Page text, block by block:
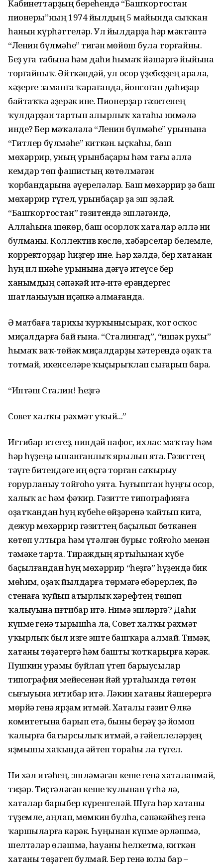
Кабинеттарҙың береһендә “Башҡортостан
пионеры”ның 1974 йылдың 5 майында сыҡҡан
һанын күрһәттеләр. Ул йылдарҙа һәр мәктәптә
“Ленин бүлмәһе” тигән мөйөш була торғайны.
Беҙ уға табына һәм даһи һымаҡ йәшәргә йыйына
торғайныҡ. Әйткәндәй, ул осор үҙебеҙҙең арала,
хәҙерге заманға ҡарағанда, йонсоған даһиҙар
байтаҡҡа әҙерәк ине. Пионерҙар гәзитенең
ҡулдарҙан тартып алырлыҡ хатаһы нимәлә
инде? Бер мәҡәләлә “Ленин бүлмәһе” урынына
“Гитлер бүлмәһе” киткән. Ҡыҫҡаһы, баш
мөхәррир, уның урынбаҫары һәм тағы әллә
кемдәр төп фашистың көтөлмәгән
ҡорбандарына әүереләләр. Баш мөхәррир ҙә баш
мөхәррир түгел, урынбаҫар ҙа эш эҙләй.
“Башҡортостан” гәзитендә эшләгәндә,
Аллаһына шөкөр, баш осорлоҡ хаталар әллә ни
булманы. Коллектив көслө, хәбәрселәр белемле,
корректорҙар һиҙгер ине. Һәр хәлдә, бер хатанан
һуң ил инәһе урынына дәғүә итеүсе бер
ханымдың сәпәкәй итә-итә ерәндергес
шатланыуын иҫәпкә алмағанда.
Ә матбаға тарихы ҡурҡынысыраҡ, ҡот осҡос
миҫалдарға бай ғына. “Сталингад”, “ишәк рухы”
һымаҡ ваҡ-төйәк миҫалдарҙы хәтерендә оҙаҡ та
тотмай, икенселәре ҡыҫырыҡлап сығарып бара.
“Иптәш Сталин! Һеҙгә
Совет халҡы рәхмәт уҡый...”
Иғтибар итегеҙ, ниндәй пафос, ихлас маҡтау һәм
һәр һүҙеңә ышанғанлыҡ ярылып ята. Гәзиттең
тәүге битендәге иң өҫтә торған саҡырыу
ғорурланыу тойғоһо уята. Һуғыштан һуңғы осор,
халыҡ ас һәм фәҡир. Гәзитте типографияға
оҙатҡандан һуң күбеһе өйҙәренә ҡайтып китә,
дежур мөхәррир гәзиттең баҫылып бөткәнен
көтөп ултыра һәм үтәлгән бурыс тойғоһо менән
тәмәке тарта. Тираждың яртыһынан күбе
баҫылғандан һуң мөхәррир “һеҙгә” һүҙендә бик
мөһим, оҙаҡ йылдарға төрмәгә ебәрерлек, йә
стенаға ҡуйып атырлыҡ хәрефтең төшөп
ҡалыуына иғтибар итә. Нимә эшләргә? Даһи
күпме генә тырышһа ла, Совет халҡы рәхмәт
уҡырлыҡ был изге эште башҡара алмай. Тимәк,
хатаны төҙәтергә һәм башты ҡотҡарырға кәрәк.
Пушкин урамы буйлап үтеп барыусылар
типография мейесенән йәй уртаһында төтөн
сығыуына иғтибар итә. Ләкин хатаны йәшерергә
мөрйә генә ярҙам итмәй. Хаталы гәзит Өлкә
комитетына барып етә, быны берәү ҙә йомоп
ҡалырға батырсылыҡ итмәй, ә ғәйеплеләрҙең
яҙмышы хаҡында әйтеп тораһы ла түгел.
Ни хәл итәһең, эшләмәгән кеше генә хаталанмай,
тиҙәр. Тиҫтәләгән кеше ҡулынан үтһә лә,
хаталар барыбер күренгеләй. Шуға һәр хатаны
түҙемле, аңлап, мөмкин булһа, сәпәкәйһеҙ генә
ҡаршыларға кәрәк. Һуңынан күпме әрләшмә,
шелтәләр өләшмә, һауаны һелкетмә, киткән
хатаны төҙәтеп булмай. Бер генә юлы бар –